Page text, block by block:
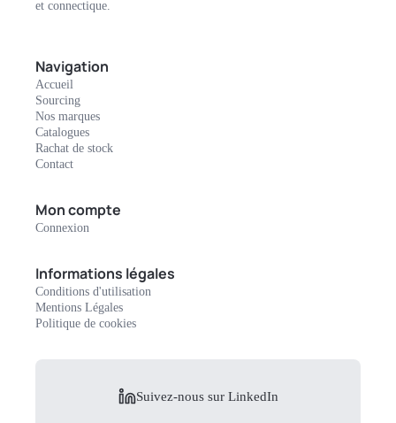
et connectique.
Navigation
Accueil
Sourcing
Nos marques
Catalogues
Rachat de stock
Contact
Mon compte
Connexion
Informations légales
Conditions d'utilisation
Mentions Légales
Politique de cookies
Suivez-nous sur LinkedIn